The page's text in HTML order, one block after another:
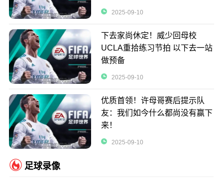
2025-09-10
下去家尚休定！威少回母校
UCLA重拾练习节拍 以下去一站
做预备
2025-09-10
优质首领！许母哥赛后提示队
友：我们如今什么都尚没有赢下
来！
2025-09-10
足球录像